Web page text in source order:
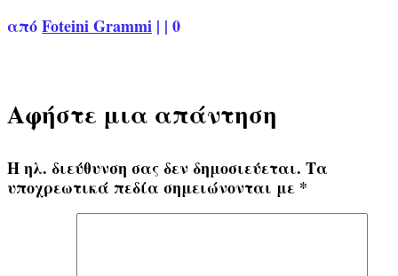
απόFoteini Grammi | | 0
Αφήστε μια απάντηση
Η ηλ. διεύθυνση σας δεν δημοσιεύεται. Τα
υποχρεωτικά πεδία σημειώνονται με *